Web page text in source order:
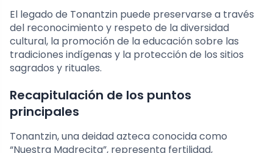
El legado de Tonantzin puede preservarse a través
del reconocimiento y respeto de la diversidad
cultural, la promoción de la educación sobre las
tradiciones indígenas y la protección de los sitios
sagrados y rituales.
Recapitulación de los puntos
principales
Tonantzin, una deidad azteca conocida como
“Nuestra Madrecita”, representa fertilidad,